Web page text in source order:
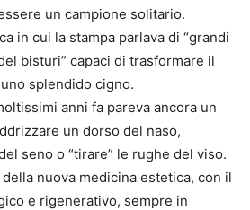
un campione solitario.
in cui la stampa parlava di “grandi
bisturi” capaci di trasformare il
splendido cigno.
anni fa pareva ancora un
un dorso del naso,
seno o “tirare” le rughe del viso.
della nuova medicina estetica, con il
e rigenerativo, sempre in